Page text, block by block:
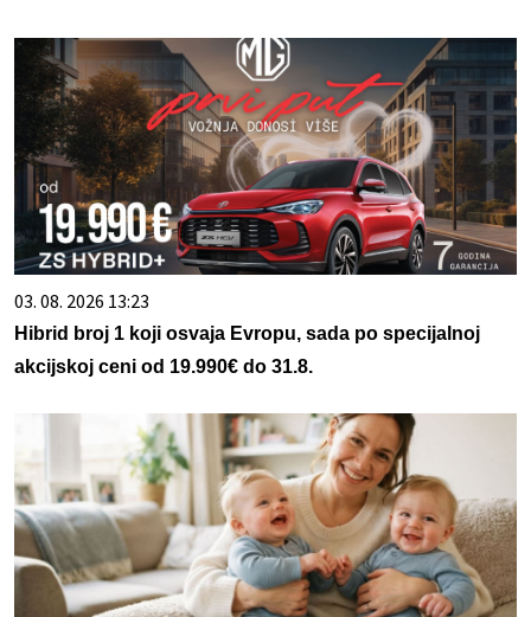
03. 08. 2026 13:23
Hibrid broj 1 koji osvaja Evropu, sada po specijalnoj
akcijskoj ceni od 19.990€ do 31.8.